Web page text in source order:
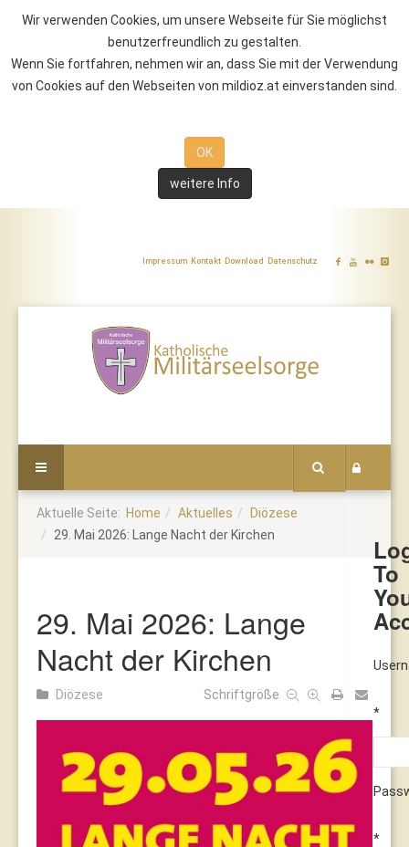
Wir verwenden Cookies, um unsere Webseite für Sie möglichst
benutzerfreundlich zu gestalten.
Wenn Sie fortfahren, nehmen wir an, dass Sie mit der Verwendung
von Cookies auf den Webseiten von mildioz.at einverstanden sind.
OK
weitere Info
Impressum Kontakt Download Datenschutz
To
*
*
Aktuelle Seite: Home Aktuelles
Diözese
29. Mai 2026: Lange Nacht der Kirchen
29. Mai 2026: Lange
Nacht der Kirchen
Diözese Schriftgröße